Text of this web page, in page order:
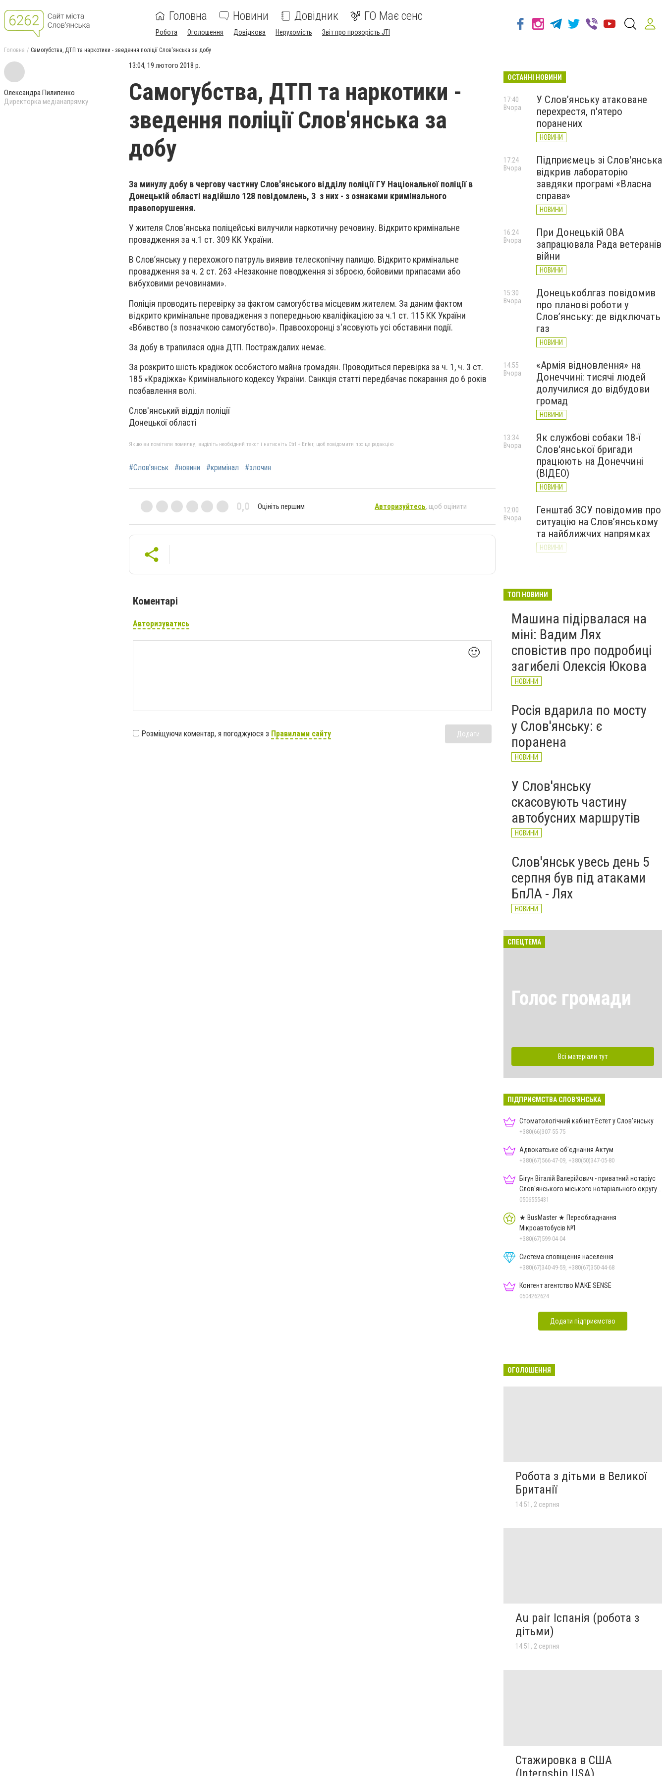
Головна Новини Довідник ГО Має сенс
Робота Оголошення Довідкова Нерухомість Звіт про прозорість JTI
Головна Самогубства, ДТП та наркотики - зведення поліції Слов'янська за добу
Олександра Пилипенко
Директорка медіанапрямку
13:04, 19 лютого 2018 р.
Самогубства, ДТП та наркотики -
зведення поліції Слов'янська за
добу
За минулу добу в чергову частину Слов'янського відділу поліції ГУ Національної поліції в
Донецькій області надійшло 128 повідомлень, 3 з них - з ознаками кримінального
правопорушення.
У жителя Слов'янська поліцейські вилучили наркотичну речовину. Відкрито кримінальне
провадження за ч.1 ст. 309 КК України.
В Слов’янську у перехожого патруль виявив телескопічну палицю. Відкрито кримінальне
провадження за ч. 2 ст. 263 «Незаконне поводження зі зброєю, бойовими припасами або
вибуховими речовинами».
Поліція проводить перевірку за фактом самогубства місцевим жителем. За даним фактом
відкрито кримінальне провадження з попередньою кваліфікацією за ч.1 ст. 115 КК України
«Вбивство (з позначкою самогубство)». Правоохоронці з'ясовують усі обставини події.
За добу в трапилася одна ДТП. Постраждалих немає.
За розкрито шість крадіжок особистого майна громадян. Проводиться перевірка за ч. 1, ч. 3 ст.
185 «Крадіжка» Кримінального кодексу України. Санкція статті передбачає покарання до 6 років
позбавлення волі.
Слов'янський відділ поліції
Донецької області
Якщо ви помітили помилку, виділіть необхідний текст і натисніть Ctrl + Enter, щоб повідомити про це редакцію
#Слов'янськ #новини #кримінал #злочин
0,0 Оцініть першим Авторизуйтесь, щоб оцінити
Коментарі
Авторизуватись
🙂
Розміщуючи коментар, я погоджуюся з Правилами сайту Додати
ОСТАННІ НОВИНИ
У Слов’янську атаковане
перехрестя, п'ятеро
поранених
НОВИНИ
17:40
Вчора
Підприємець зі Слов'янська
відкрив лабораторію
завдяки програмі «Власна
справа»
НОВИНИ
17:24
Вчора
При Донецькій ОВА
запрацювала Рада ветеранів
війни
НОВИНИ
16:24
Вчора
Донецькоблгаз повідомив
про планові роботи у
Слов’янську: де відключать
газ
НОВИНИ
15:30
Вчора
«Армія відновлення» на
Донеччині: тисячі людей
долучилися до відбудови
громад
НОВИНИ
14:55
Вчора
Як службові собаки 18-ї
Слов'янської бригади
працюють на Донеччині
(ВІДЕО)
НОВИНИ
13:34
Вчора
Генштаб ЗСУ повідомив про
ситуацію на Слов’янському
та найближчих напрямках
НОВИНИ
12:00
Вчора
великої війни: 7 серпня
ТОП НОВИНИ
Машина підірвалася на
міні: Вадим Лях
сповістив про подробиці
загибелі Олексія Юкова
НОВИНИ
Росія вдарила по мосту
у Слов'янську: є
поранена
НОВИНИ
У Слов'янську
скасовують частину
автобусних маршрутів
НОВИНИ
Слов'янськ увесь день 5
серпня був під атаками
БпЛА - Лях
НОВИНИ
СПЕЦТЕМА
Голос громади
Всі матеріали тут
ПІДПРИЄМСТВА СЛОВ'ЯНСЬКА
Стоматологічний кабінет Естет у Слов'янську
+380(66)307-55-75
Адвокатське об'єднання Актум
+380(67)566-47-09, +380(50)347-05-80
Бігун Віталій Валерійович - приватний нотаріус
Слов'янського міського нотаріального округу
Дон.обл.
0506555431
★ BusMaster ★ Переобладнання
Мікроавтобусів №1
+380(67)599-04-04
Система сповіщення населення
+380(67)340-49-59, +380(67)350-44-68
Контент агентство MAKE SENSE
0504262624
Додати підприємство
ОГОЛОШЕННЯ
Робота з дітьми в Великої
Британії
14:51, 2 серпня
Au pair Іспанія (робота з
дітьми)
14:51, 2 серпня
Стажировка в США